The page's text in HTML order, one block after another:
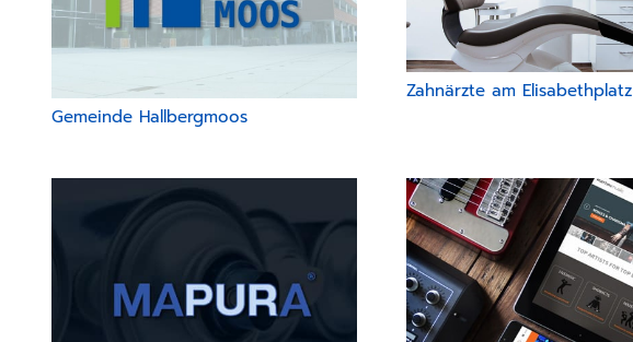
Gemeinde Hallbergmoos
Zahnärzte am Elisabethplatz